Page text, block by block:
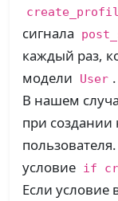
сигнала
каждый раз,
модели
User .
В нашем
при создании
условие if
Если условие